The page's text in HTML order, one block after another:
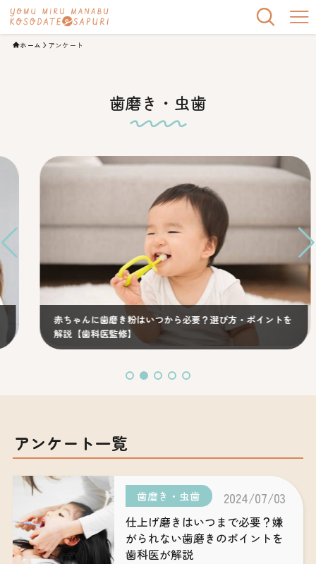
ホーム アンケート
歯磨き・虫歯
赤ちゃんに歯磨き粉はいつから必要？選び方・ポイントを
解説【歯科医監修】
アンケート一覧
歯磨き・虫歯 2024/07/03
仕上げ磨きはいつまで必要？嫌
がられない歯磨きのポイントを
歯科医が解説